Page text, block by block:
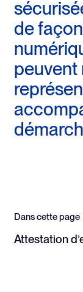
de
peuvent
Dans cette page
Attestation